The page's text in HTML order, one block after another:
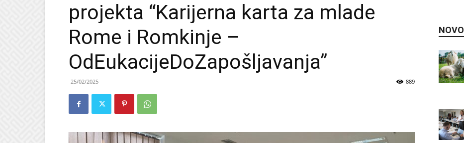
projekta “Karijerna karta za mlade
Rome i Romkinje –
OdEukacijeDoZapošljavanja”
25/02/2025 889
NOVO